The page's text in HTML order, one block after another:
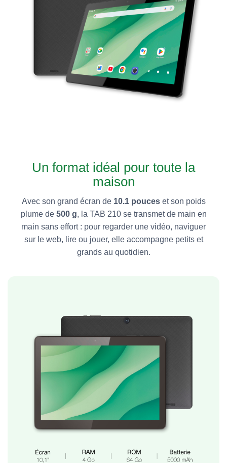
Un format idéal pour toute la
maison
Avec son grand écran de 10.1 pouceset son poids
plume de 500 g, la TAB 210 se transmet de main en
main sans effort : pour regarder une vidéo, naviguer
sur le web, lire ou jouer, elle accompagne petits et
grands au quotidien.